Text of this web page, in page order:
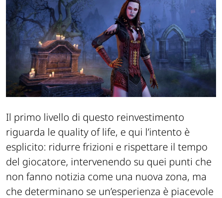
Il primo livello di questo reinvestimento
riguarda le quality of life, e qui l’intento è
esplicito: ridurre frizioni e rispettare il tempo
del giocatore, intervenendo su quei punti che
non fanno notizia come una nuova zona, ma